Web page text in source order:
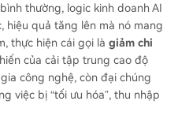
thường, logic kinh doanh AI
hiệu quả tăng lên mà nó mang
thực hiện cái gọi là giảm chi
của cải tập trung cao độ
công nghệ, còn đại chúng
việc bị “tối ưu hóa”, thu nhập